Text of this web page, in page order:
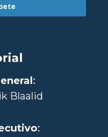
:
Blaalid
: